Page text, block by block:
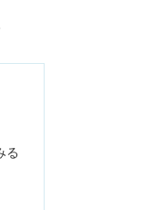
る